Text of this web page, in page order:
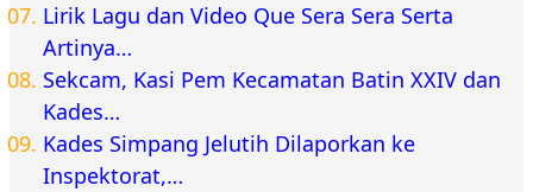
Lirik Lagu dan Video Que Sera Sera Serta
Artinya…
Sekcam, Kasi Pem Kecamatan Batin XXIV dan
Kades…
Kades Simpang Jelutih Dilaporkan ke
Inspektorat,…